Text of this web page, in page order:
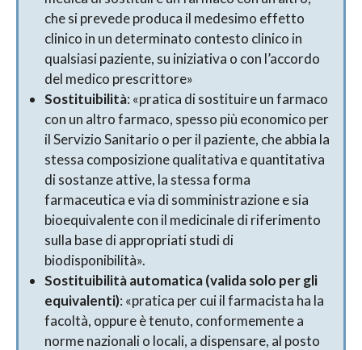
che si prevede produca il medesimo effetto
clinico in un determinato contesto clinico in
qualsiasi paziente, su iniziativa o con l’accordo
del medico prescrittore»
Sostituibilità: «pratica di sostituire un farmaco
con un altro farmaco, spesso più economico per
il Servizio Sanitario o per il paziente, che abbia la
stessa composizione qualitativa e quantitativa
di sostanze attive, la stessa forma
farmaceutica e via di somministrazione e sia
bioequivalente con il medicinale di riferimento
sulla base di appropriati studi di
biodisponibilità».
Sostituibilità automatica (valida solo per gli
equivalenti): «pratica per cui il farmacista ha la
facoltà, oppure è tenuto, conformemente a
norme nazionali o locali, a dispensare, al posto